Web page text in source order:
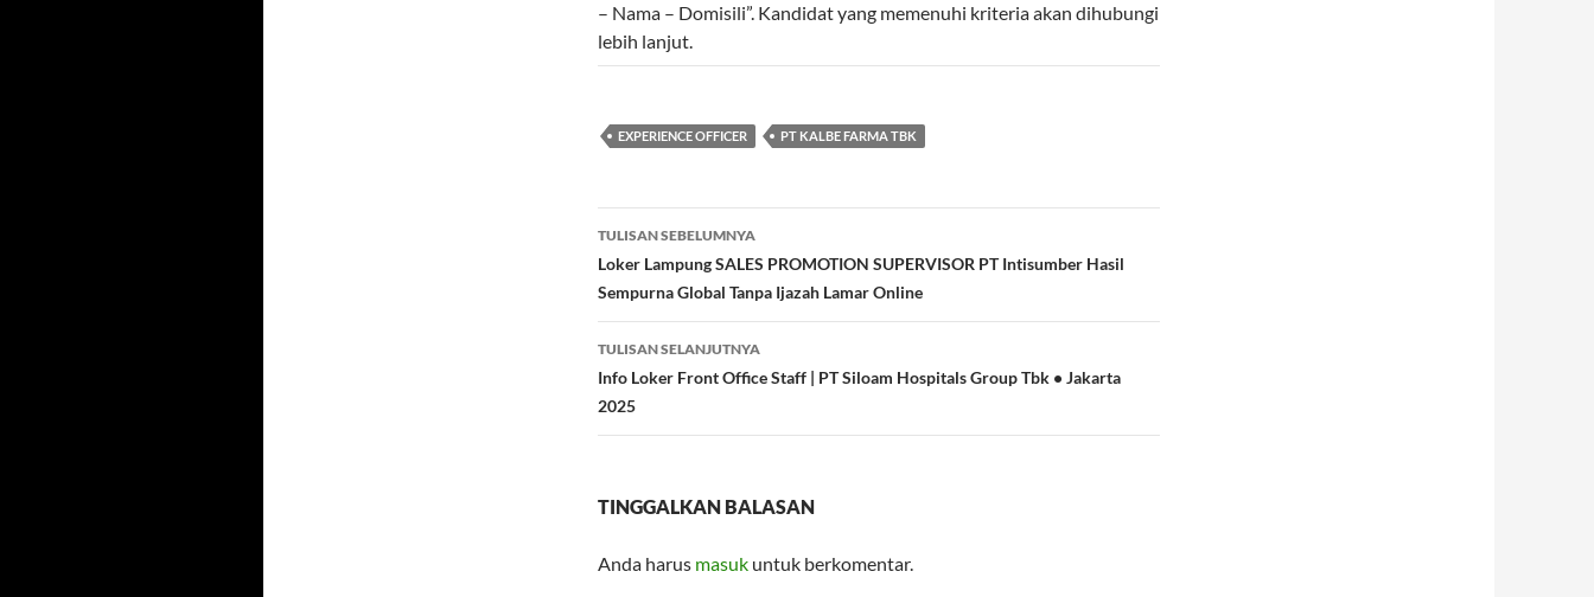
– Nama – Domisili”. Kandidat yang memenuhi kriteria akan dihubungi
lebih lanjut.
EXPERIENCE OFFICER PT KALBE FARMA TBK
Navigasi
Tulisan
TULISAN SEBELUMNYA
Loker Lampung SALES PROMOTION SUPERVISOR PT Intisumber Hasil
Sempurna Global Tanpa Ijazah Lamar Online
TULISAN SELANJUTNYA
Info Loker Front Office Staff | PT Siloam Hospitals Group Tbk • Jakarta
2025
TINGGALKAN BALASAN
Anda harus masuk untuk berkomentar.